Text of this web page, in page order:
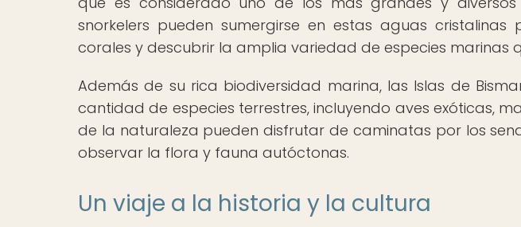
snorkelers pueden sumergirse en estas aguas
corales y descubrir la amplia variedad de especies marinas
Además de su rica biodiversidad marina, las Islas de
cantidad de especies terrestres, incluyendo aves exóticas,
de la naturaleza pueden disfrutar de caminatas por los
observar la flora y fauna autóctonas.
Un viaje a la historia y la cultura